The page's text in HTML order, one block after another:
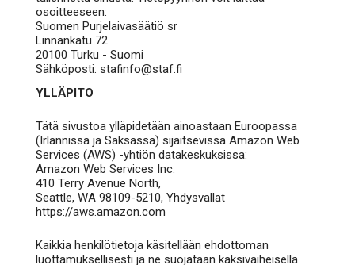
osoitteeseen:
Suomen Purjelaivasäätiö sr
Linnankatu 72
20100 Turku - Suomi
Sähköposti: stafinfo@staf.fi
YLLÄPITO
Tätä sivustoa ylläpidetään ainoastaan Euroopassa
(Irlannissa ja Saksassa) sijaitsevissa Amazon Web
Services (AWS) -yhtiön datakeskuksissa:
Amazon Web Services Inc.
410 Terry Avenue North,
Seattle, WA 98109-5210, Yhdysvallat
https://aws.amazon.com
Kaikkia henkilötietoja käsitellään ehdottoman
luottamuksellisesti ja ne suojataan kaksivaiheisella